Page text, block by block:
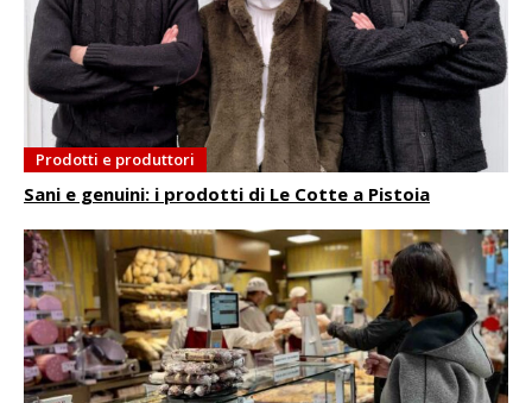
Prodotti e produttori
Sani e genuini: i prodotti di Le Cotte a Pistoia